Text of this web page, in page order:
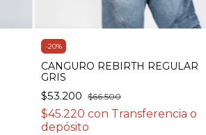
-20%
CANGURO REBIRTH REGULAR
GRIS
$53.200 $66.500
$45.220 con Transferencia o
depósito